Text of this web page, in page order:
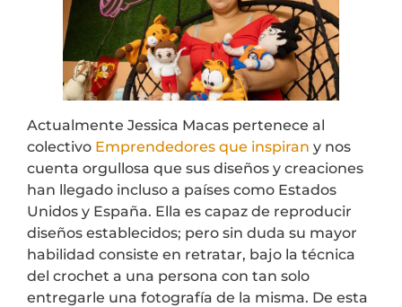
Actualmente Jessica Macas pertenece al
colectivo Emprendedores que inspiran y nos
cuenta orgullosa que sus diseños y creaciones
han llegado incluso a países como Estados
Unidos y España. Ella es capaz de reproducir
diseños establecidos; pero sin duda su mayor
habilidad consiste en retratar, bajo la técnica
del crochet a una persona con tan solo
entregarle una fotografía de la misma. De esta